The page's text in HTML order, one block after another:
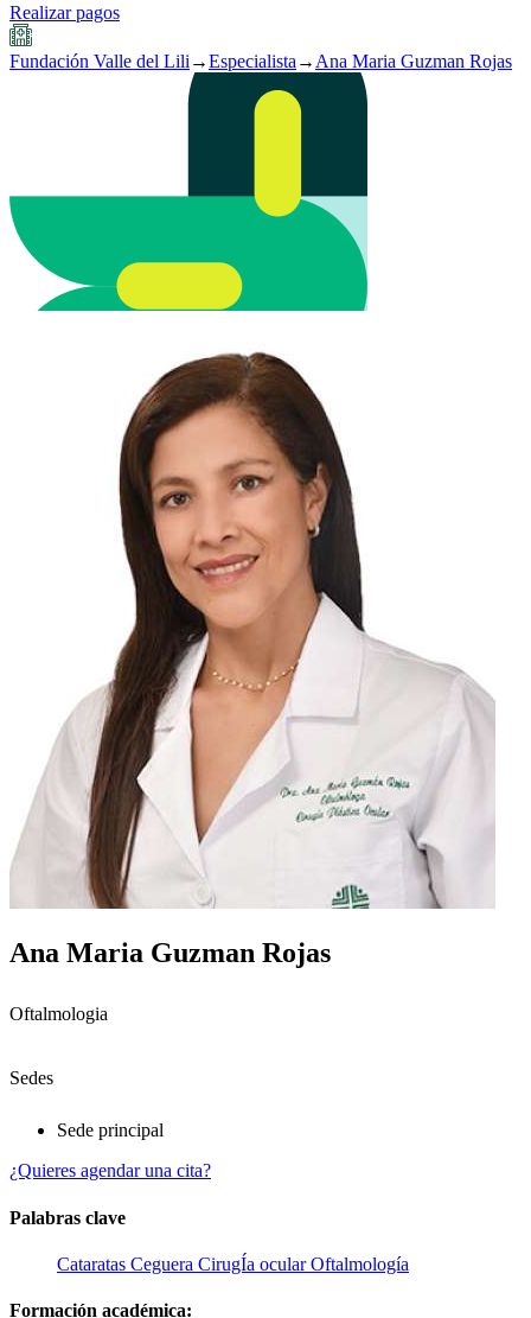
Realizar pagos
Fundación Valle del Lili →Especialista → Ana Maria Guzman Rojas
Ana Maria Guzman Rojas
Oftalmologia
Sedes
Sede principal
¿Quieres agendar una cita?
Palabras clave
Cataratas Ceguera CirugÍa ocularOftalmología
Formación académica: